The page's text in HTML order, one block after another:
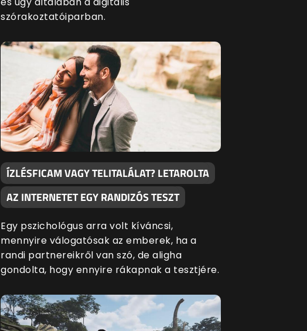
szórakoztatóiparban.
ÍZLÉSFICAM VAGY TELITALÁLAT? LETAROLTA
AZ INTERNETET EGY RANDIZÓS TESZT
Egy pszichológus arra volt kíváncsi,
mennyire válogatósak az emberek, ha a
randi partnereikről van szó, de aligha
gondolta, hogy ennyire rákapnak a tesztjére.